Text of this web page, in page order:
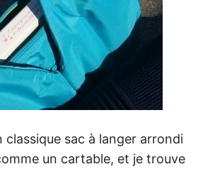
classique sac à langer arrondi
un cartable, et je trouve